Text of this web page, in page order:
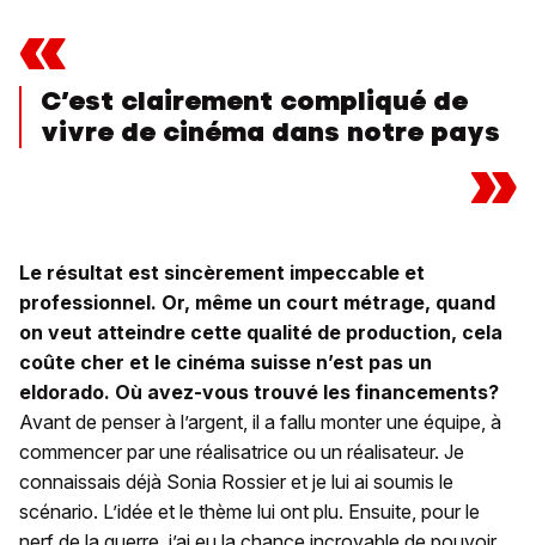
«
C’est clairement compliqué de
vivre de cinéma dans notre pays
»
Le résultat est sincèrement impeccable et
professionnel. Or, même un court métrage, quand
on veut atteindre cette qualité de production, cela
coûte cher et le cinéma suisse n’est pas un
eldorado. Où avez-vous trouvé les financements?
Avant de penser à l’argent, il a fallu monter une équipe, à
commencer par une réalisatrice ou un réalisateur. Je
connaissais déjà Sonia Rossier et je lui ai soumis le
scénario. L’idée et le thème lui ont plu. Ensuite, pour le